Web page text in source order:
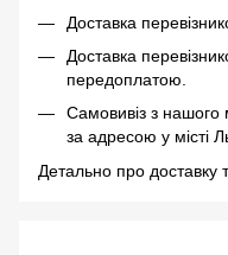
Доставка
Доставка
передоплатою.
Самовивіз з
за адресою у місті
Детально про доставку